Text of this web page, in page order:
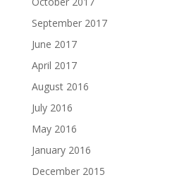
September 2017
June 2017
April 2017
August 2016
July 2016
May 2016
January 2016
December 2015